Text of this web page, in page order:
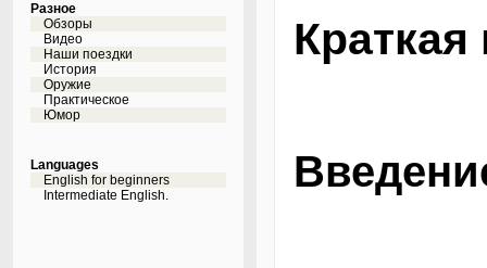
Разное
Обзоры
Видео
Наши поездки
История
Оружие
Практическое
Юмор
Languages
English for beginners
Intermediate English.
Краткая